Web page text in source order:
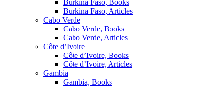
Burkina Faso, Books
Burkina Faso, Articles
Cabo Verde
Cabo Verde, Books
Cabo Verde, Articles
Côte d’Ivoire
Côte d’Ivoire, Books
Côte d’Ivoire, Articles
Gambia
Gambia, Books